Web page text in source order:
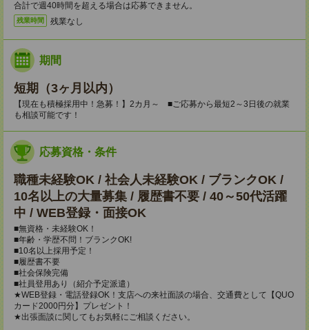
合計で週40時間を超える場合は応募できません。
残業時間 残業なし
期間
短期（3ヶ月以内）
【現在も積極採用中！急募！】2カ月～ ■ご応募から最短2～3日後の就業
も相談可能です！
応募資格・条件
職種未経験OK / 社会人未経験OK / ブランクOK /
10名以上の大量募集 / 履歴書不要 / 40～50代活躍
中 / WEB登録・面接OK
■無資格・未経験OK！
■年齢・学歴不問！ブランクOK!
■10名以上採用予定！
■履歴書不要
■社会保険完備
■社員登用あり（紹介予定派遣）
★WEB登録・電話登録OK！支店への来社面談の場合、交通費として【QUO
カード2000円分】プレゼント！
★出張面談に関してもお気軽にご相談ください。